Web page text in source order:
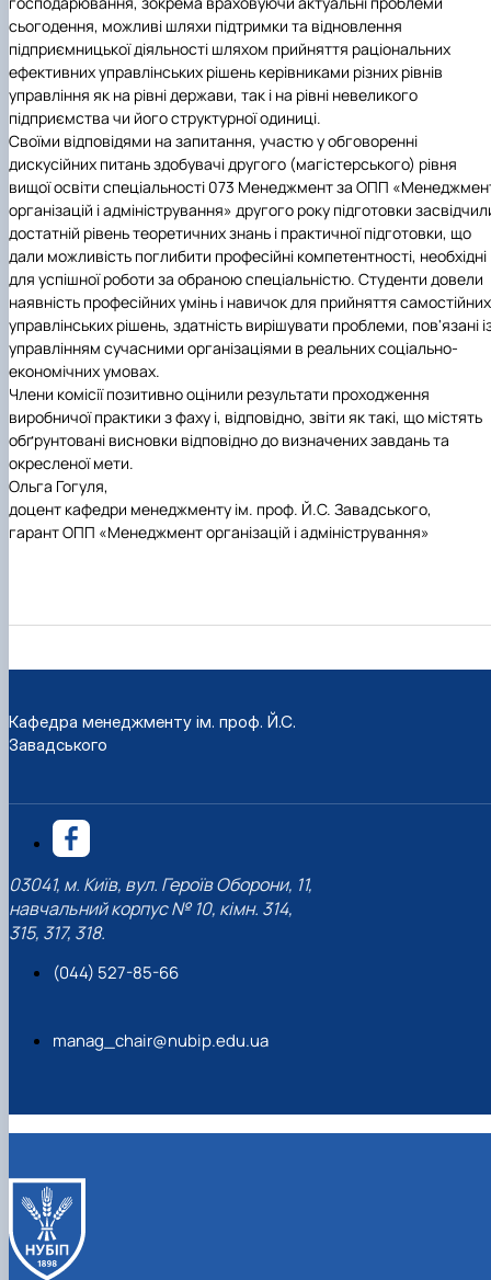
сьогодення, можливі шляхи підтримки та відновлення
підприємницької діяльності шляхом прийняття раціональних
ефективних управлінських рішень керівниками різних рівнів
управління як на рівні держави, так і на рівні невеликого
підприємства чи його структурної одиниці.
Своїми відповідями на запитання, участю у обговоренні
дискусійних питань здобувачі другого (магістерського) рівня
вищої освіти спеціальності 073 Менеджмент за ОПП
організацій і адміністрування» другого року підготовки
достатній рівень теоретичних знань і практичної підготовки, що
дали можливість поглибити професійні компетентності, необхідні
для успішної роботи за обраною спеціальністю. Студенти довели
наявність професійних умінь і навичок для прийняття самостійних
управлінських рішень, здатність вирішувати проблеми, пов'язані
управлінням сучасними організаціями в реальних соціально-
економічних умовах.
Члени комісії позитивно оцінили результати проходження
виробничої практики з фаху і, відповідно, звіти як такі, що містять
обґрунтовані висновки відповідно до визначених завдань та
окресленої мети.
Ольга Гогуля,
доцент кафедри менеджменту ім. проф. Й.С. Завадського,
гарант ОПП «Менеджмент організацій і адміністрування»
Кафедра менеджменту ім. проф. Й.С.
Завадського
03041, м. Київ, вул. Героїв Оборони, 11,
навчальний корпус № 10, кімн. 314,
315, 317, 318.
(044) 527-85-66
manag_chair@nubip.edu.ua